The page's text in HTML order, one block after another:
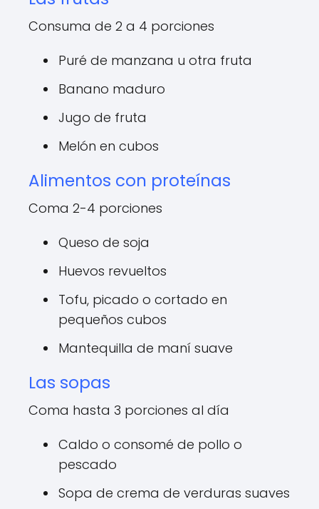
Consuma de 2 a 4 porciones
Puré de manzana u otra fruta
Banano maduro
Jugo de fruta
Melón en cubos
Alimentos con proteínas
Coma 2-4 porciones
Queso de soja
Huevos revueltos
Tofu, picado o cortado en
pequeños cubos
Mantequilla de maní suave
Las sopas
Coma hasta 3 porciones al día
Caldo o consomé de pollo o
pescado
Sopa de crema de verduras suaves